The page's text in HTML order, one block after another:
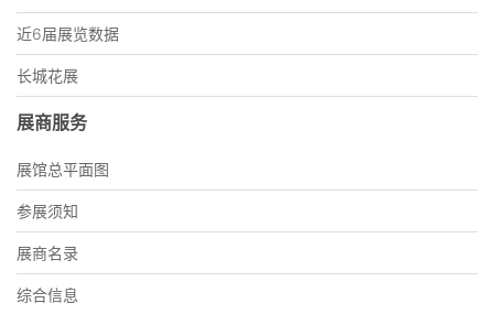
近6届展览数据
长城花展
展商服务
展馆总平面图
参展须知
展商名录
综合信息